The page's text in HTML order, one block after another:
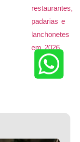
restaurantes,
padarias e
lanchonetes
em 2026